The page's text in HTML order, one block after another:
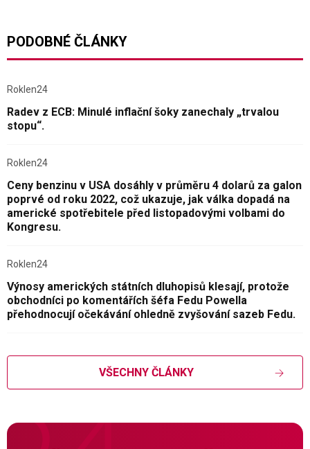
PODOBNÉ ČLÁNKY
Roklen24
Radev z ECB: Minulé inflační šoky zanechaly „trvalou
stopu“.
Roklen24
Ceny benzinu v USA dosáhly v průměru 4 dolarů za galon
poprvé od roku 2022, což ukazuje, jak válka dopadá na
americké spotřebitele před listopadovými volbami do
Kongresu.
Roklen24
Výnosy amerických státních dluhopisů klesají, protože
obchodníci po komentářích šéfa Fedu Powella
přehodnocují očekávání ohledně zvyšování sazeb Fedu.
VŠECHNY ČLÁNKY